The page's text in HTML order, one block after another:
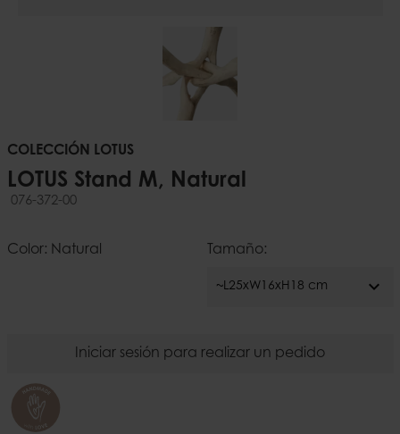
COLECCIÓN LOTUS
LOTUS Stand M, Natural
076-372-00
Color: Natural Tamaño:
~L25xW16xH18 cm expand_more
Iniciar sesión para realizar un pedido